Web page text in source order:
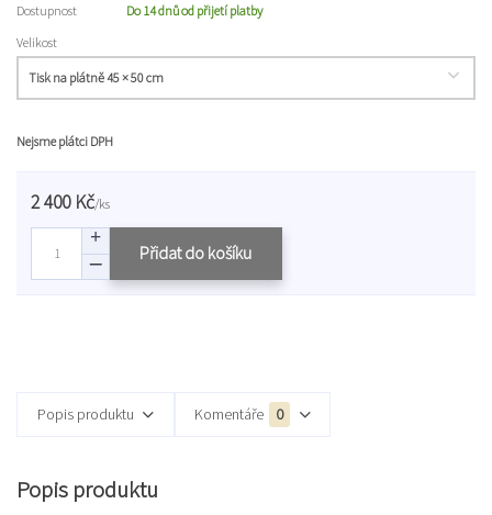
Dostupnost
Do 14 dnů od přijetí platby
Velikost
Nejsme plátci DPH
2 400 Kč/ks
Přidat do košíku
Popis produktu Komentáře 0
Popis produktu